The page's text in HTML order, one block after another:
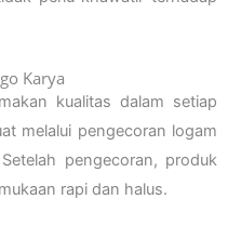
Karya
kualitas dalam setiap
melalui pengecoran logam
pengecoran, produk
rapi dan halus.